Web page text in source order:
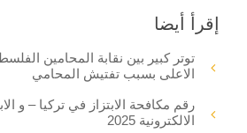
إقرأ أيضا
توتر كبير بين نقابة المحامين
الاعلى بسبب تفتيش المحامي
رقم مكافحة الابتزاز في تركيا – و
الالكترونية 2025